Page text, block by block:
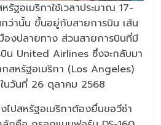
รัฐอเมริกาใช้เวลาประมาณ 17-
ว่านั้น ขึ้นอยู่กับสายการบิน เส้น
องปลายทาง ส่วนสายการบินที่มี
น United Airlines ซึ่งจะกลับมา
กสหรัฐอเมริกา (Los Angeles)
นวันที่ 26 ตุลาคม 2568
ไปสหรัฐอเมริกาต้องยื่นขอวีซ่า